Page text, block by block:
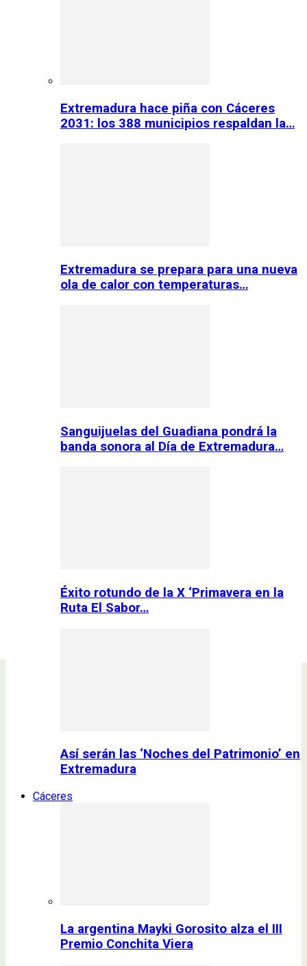
Extremadura hace piña con Cáceres
2031: los 388 municipios respaldan la…
Extremadura se prepara para una nueva
ola de calor con temperaturas…
Sanguijuelas del Guadiana pondrá la
banda sonora al Día de Extremadura…
Éxito rotundo de la X ‘Primavera en la
Ruta El Sabor…
Así serán las ‘Noches del Patrimonio’ en
Extremadura
Cáceres
La argentina Mayki Gorosito alza el III
Premio Conchita Viera